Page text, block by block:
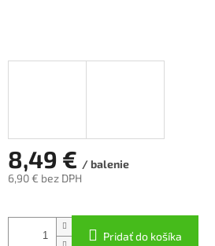
8,49 € / balenie
6,90 € bez DPH
cena:
Pridať do košíka